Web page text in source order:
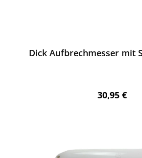
Dick Aufbrechmesser mit
Regulärer
30,95 €